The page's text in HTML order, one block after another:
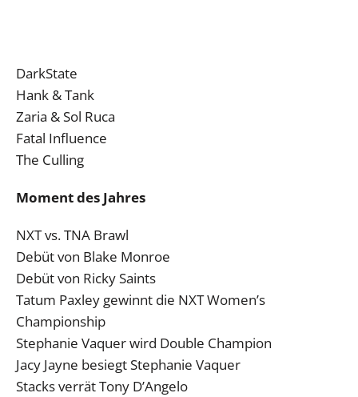
DarkState
Hank & Tank
Zaria & Sol Ruca
Fatal Influence
The Culling
Moment des Jahres
NXT vs. TNA Brawl
Debüt von Blake Monroe
Debüt von Ricky Saints
Tatum Paxley gewinnt die NXT Women’s
Championship
Stephanie Vaquer wird Double Champion
Jacy Jayne besiegt Stephanie Vaquer
Stacks verrät Tony D’Angelo